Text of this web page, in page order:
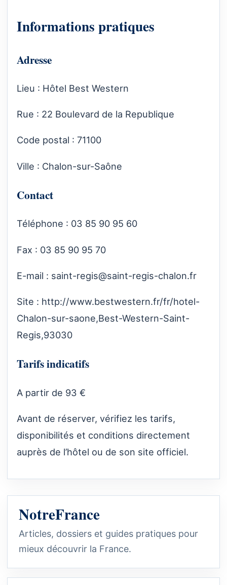
Informations pratiques
Adresse
Lieu : Hôtel Best Western
Rue : 22 Boulevard de la Republique
Code postal : 71100
Ville : Chalon-sur-Saône
Contact
Téléphone : 03 85 90 95 60
Fax : 03 85 90 95 70
E-mail : saint-regis@saint-regis-chalon.fr
Site : http://www.bestwestern.fr/fr/hotel-
Chalon-sur-saone,Best-Western-Saint-
Regis,93030
Tarifs indicatifs
A partir de 93 €
Avant de réserver, vérifiez les tarifs,
disponibilités et conditions directement
auprès de l’hôtel ou de son site officiel.
NotreFrance
Articles, dossiers et guides pratiques pour
mieux découvrir la France.